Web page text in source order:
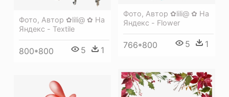
Фото, Автор ✿lili@ ✿ На
Яндекс - Flower
766*800 5 1
Фото, Автор ✿lili@ ✿ На
Яндекс - Textile
800*800 5 1